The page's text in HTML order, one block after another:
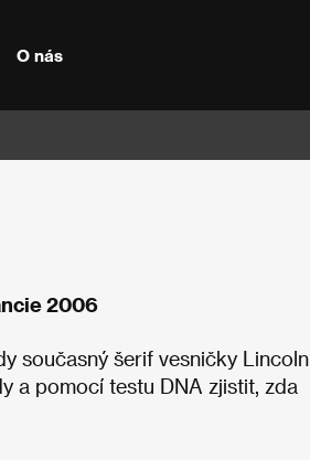
O nás
2006
současný šerif vesničky Lincoln
a pomocí testu DNA zjistit, zda